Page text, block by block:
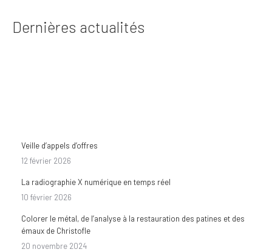
Dernières actualités
Veille d’appels d’offres
12 février 2026
La radiographie X numérique en temps réel
10 février 2026
Colorer le métal, de l’analyse à la restauration des patines et des
émaux de Christofle
20 novembre 2024